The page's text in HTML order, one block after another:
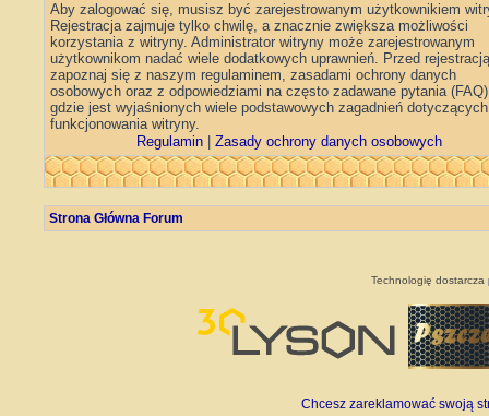
Aby zalogować się, musisz być zarejestrowanym użytkownikiem
Rejestracja zajmuje tylko chwilę, a znacznie zwiększa możliwości
korzystania z witryny. Administrator witryny może zarejestrowanym
użytkownikom nadać wiele dodatkowych uprawnień. Przed rejestracją
zapoznaj się z naszym regulaminem, zasadami ochrony danych
osobowych oraz z odpowiedziami na często zadawane pytania
gdzie jest wyjaśnionych wiele podstawowych zagadnień dotyczących
funkcjonowania witryny.
Regulamin
Zasady ochrony danych osobowych
Strona Główna Forum
Technologię dostarcza
Chcesz zareklamować swoją